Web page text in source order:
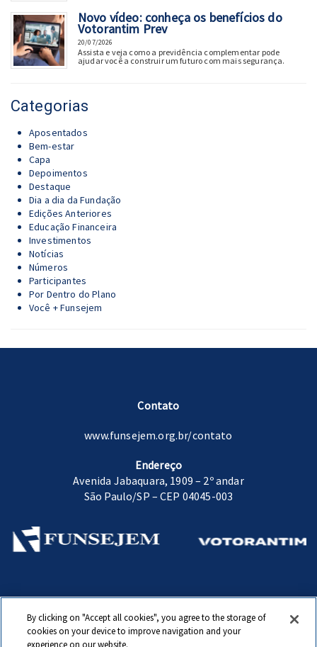
Novo vídeo: conheça os benefícios do
Votorantim Prev
20/07/2026
Assista e veja como a previdência complementar pode
ajudar você a construir um futuro com mais segurança.
Categorias
Aposentados
Bem-estar
Capa
Depoimentos
Destaque
Dia a dia da Fundação
Edições Anteriores
Educação Financeira
Investimentos
Notícias
Números
Participantes
Por Dentro do Plano
Você + Funsejem
Contato
www.funsejem.org.br/contato
Endereço
Avenida Jabaquara, 1909 – 2º andar
São Paulo/SP – CEP 04045-003
www.funsejem.org.br
By clicking on "Accept all cookies", you agree to the storage of
cookies on your device to improve navigation and your
experience on our website.